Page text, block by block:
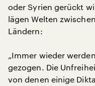
oder Syrien gerückt
lägen Welten
Ländern:
„Immer wieder
gezogen. Die
von denen einige